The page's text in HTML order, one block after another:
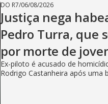
DO R7/06/08/2026
Justiça nega
Pedro Turra, que
por morte de
Ex-piloto é acusado de
Rodrigo Castanheira após uma